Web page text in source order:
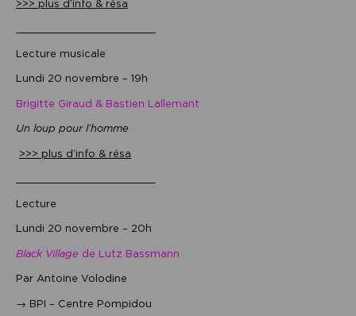
>>> plus d’info & résa
Lecture musicale
Lundi 20 novembre – 19h
Brigitte Giraud & Bastien Lallemant
Un loup pour l’homme
>>> plus d’info & résa
Lecture
Lundi 20 novembre – 20h
Black Village de Lutz Bassmann
Par Antoine Volodine
→ BPI – Centre Pompidou